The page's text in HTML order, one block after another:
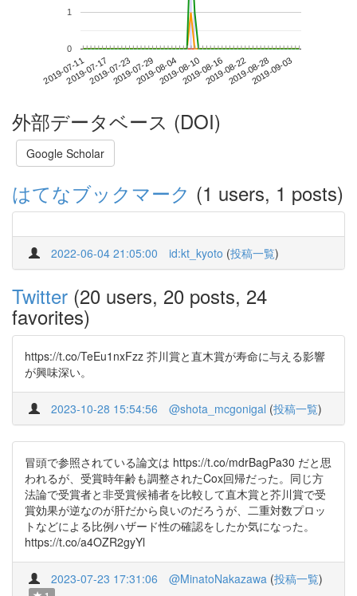
2019-07-112019-07-172019-07-232019-07-292019-08-042019-08-102019-08-162019-08-222019-08-282019-09-03
0
1
外部データベース (DOI)
Google Scholar
はてなブックマーク (1 users, 1 posts)
2022-06-04 21:05:00 id:kt_kyoto (投稿一覧)
Twitter (20 users, 20 posts, 24
favorites)
https://t.co/TeEu1nxFzz 芥川賞と直木賞が寿命に与える影響
が興味深い。
2023-10-28 15:54:56 @shota_mcgonigal (投稿一覧)
冒頭で参照されている論文は https://t.co/mdrBagPa30 だと思
われるが、受賞時年齢も調整されたCox回帰だった。同じ方
法論で受賞者と非受賞候補者を比較して直木賞と芥川賞で受
賞効果が逆なのが肝だから良いのだろうが、二重対数プロッ
トなどによる比例ハザード性の確認をしたか気になった。
https://t.co/a4OZR2gyYl
2023-07-23 17:31:06 @MinatoNakazawa (投稿一覧)